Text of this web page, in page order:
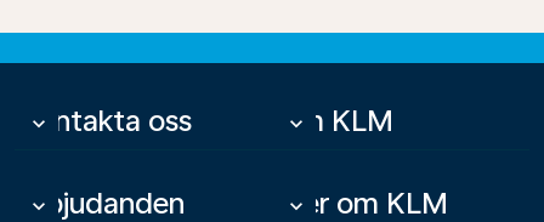
Kontakta oss
keyboard_arrow_down Om KLM
keyboard_arrow_down
Erbjudanden
keyboard_arrow_down Mer om KLM
keyboard_arrow_down